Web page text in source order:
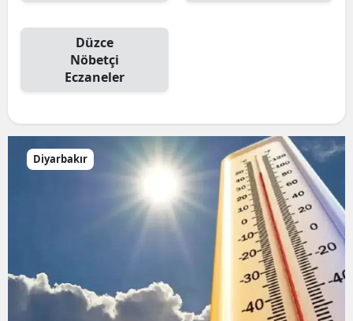
Düzce
Nöbetçi
Eczaneler
Diyarbakır